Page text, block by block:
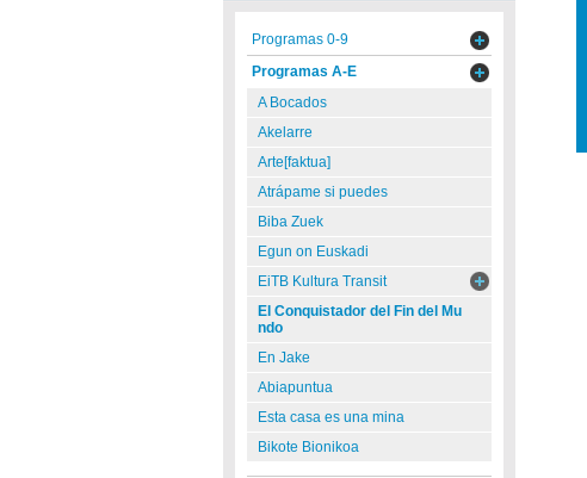
Programas 0-9
Programas A-E
A Bocados
Akelarre
Arte[faktua]
Atrápame si puedes
Biba Zuek
Egun on Euskadi
EiTB Kultura Transit
El Conquistador del Fin del Mu
ndo
En Jake
Abiapuntua
Esta casa es una mina
Bikote Bionikoa